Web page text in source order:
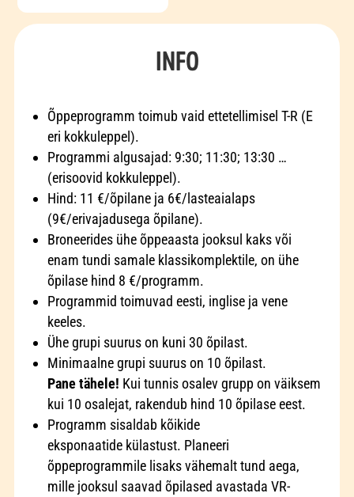
INFO
Õppeprogramm toimub vaid ettetellimisel T-R (E
eri kokkuleppel).
Programmi algusajad: 9:30; 11:30; 13:30 …
(erisoovid kokkuleppel).
Hind: 11 €/õpilane ja 6€/lasteaialaps
(9€/erivajadusega õpilane).
Broneerides ühe õppeaasta jooksul kaks või
enam tundi samale klassikomplektile, on ühe
õpilase hind 8 €/programm.
Programmid toimuvad eesti, inglise ja vene
keeles.
Ühe grupi suurus on kuni 30 õpilast.
Minimaalne grupi suurus on 10 õpilast.
Pane tähele! Kui tunnis osalev grupp on väiksem
kui 10 osalejat, rakendub hind 10 õpilase eest.
Programm sisaldab kõikide
eksponaatide külastust. Planeeri
õppeprogrammile lisaks vähemalt tund aega,
mille jooksul saavad õpilased avastada VR-